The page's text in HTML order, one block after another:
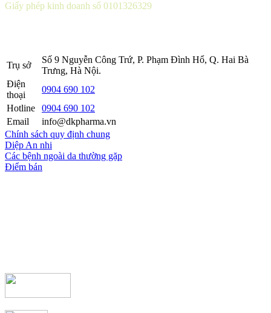
Giấy phép kinh doanh số 0101326329
Trụ sở
Số 9 Nguyễn Công Trứ, P. Phạm Đình Hổ, Q. Hai Bà
Trưng, Hà Nội.
Điện
thoại
0904 690 102
Hotline
0904 690 102
Email
info@dkpharma.vn
Chính sách quy định chung
Diệp An nhi
Các bệnh ngoài da thường gặp
Điểm bán